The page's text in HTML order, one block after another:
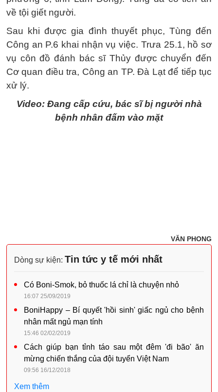
về tội giết người.
Sau khi được gia đình thuyết phục, Tùng đến
Công an P.6 khai nhận vụ việc. Trưa 25.1, hồ sơ
vụ côn đồ đánh bác sĩ Thủy được chuyển đến
Cơ quan điều tra, Công an TP. Đà Lạt để tiếp tục
xử lý.
Video: Đang cấp cứu, bác sĩ bị người nhà
bệnh nhân đấm vào mặt
VĂN PHONG
Dòng sự kiện: Tin tức y tế mới nhất
Có Boni-Smok, bỏ thuốc lá chỉ là chuyện nhỏ
16:07 25/09/2019
BoniHappy – Bí quyết 'hồi sinh' giấc ngủ cho bệnh
nhân mất ngủ mạn tính
15:46 02/02/2019
Cách giúp bạn tỉnh táo sau một đêm 'đi bão' ăn
mừng chiến thắng của đội tuyển Việt Nam
09:56 16/12/2018
Xem thêm